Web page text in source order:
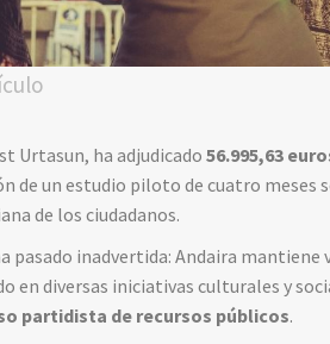
Urtasun, ha adjudicado56.995,63
de un estudio piloto de cuatro meses
de los ciudadanos.
pasado inadvertida: Andaira mantiene
en diversas iniciativas culturales y
partidista de recursos públicos.